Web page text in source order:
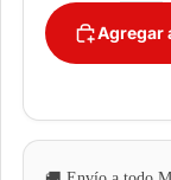
Agregar